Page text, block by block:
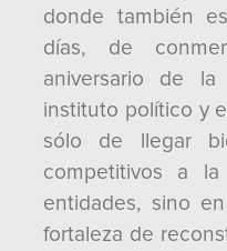
donde también
días, de
aniversario de
instituto político y
sólo de llegar
competitivos a
entidades, sino
fortaleza de